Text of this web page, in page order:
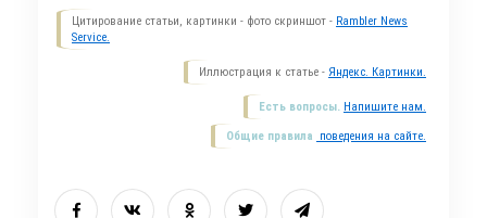
Цитирование статьи, картинки - фото скриншот - Rambler News
Service.
Иллюстрация к статье - Яндекс. Картинки.
Есть вопросы. Напишите нам.
Общие правила поведения на сайте.